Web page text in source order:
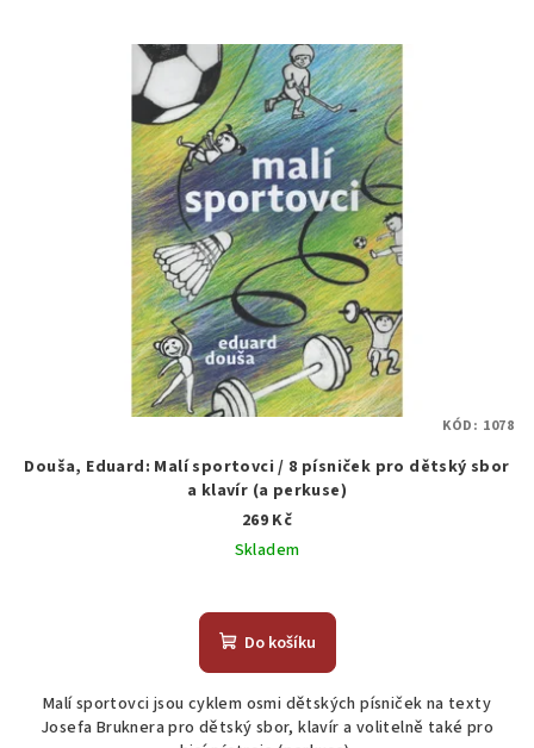
Douša, Eduard: Malí sportovci / 8 písniček pro dětský sbor
a klavír (a perkuse)
269 Kč
Skladem
Do košíku
Malí sportovci jsou cyklem osmi dětských písniček na texty
Josefa Bruknera pro dětský sbor, klavír a volitelně také pro
KÓD: 1078